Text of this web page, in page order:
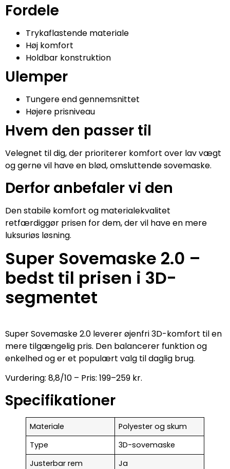
Fordele
Trykaflastende materiale
Høj komfort
Holdbar konstruktion
Ulemper
Tungere end gennemsnittet
Højere prisniveau
Hvem den passer til
Velegnet til dig, der prioriterer komfort over lav vægt
og gerne vil have en blød, omsluttende sovemaske.
Derfor anbefaler vi den
Den stabile komfort og materialekvalitet
retfærdiggør prisen for dem, der vil have en mere
luksuriøs løsning.
Super Sovemaske 2.0 –
bedst til prisen i 3D-
segmentet
Super Sovemaske 2.0 leverer øjenfri 3D-komfort til en
mere tilgængelig pris. Den balancerer funktion og
enkelhed og er et populært valg til daglig brug.
Vurdering: 8,8/10 – Pris: 199–259 kr.
Specifikationer
Materiale
Polyester og skum
Type
3D-sovemaske
Justerbar rem
Ja